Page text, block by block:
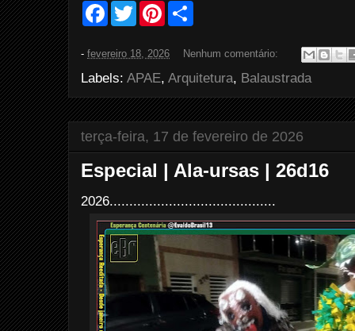
F
b
o
o
k
T
w
t
e
r
P
e
e
s
t
e
- fevereiro 18, 2026 Nenhum comentário:
Labels: APAE, Arquitetura, Balaustrada
terça-feira, 17 de fevereiro de 2026
Especial | Ala-ursas | 26d16
2026..........................................